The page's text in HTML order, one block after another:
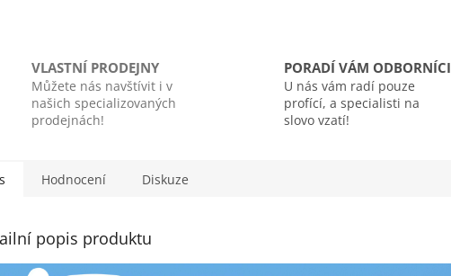
VLASTNÍ PRODEJNY
Můžete nás navštívit i v
našich specializovaných
prodejnách!
PORADÍ VÁM ODBORNÍCI
U nás vám radí pouze
profící, a specialisti na
slovo vzatí!
Hodnocení Diskuze
popis produktu